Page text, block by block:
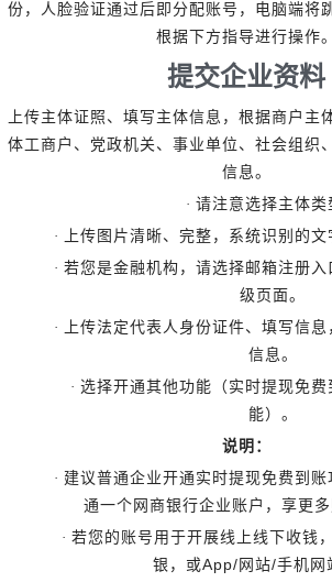
份，人脸验证通过后即分配账号，电脑端将
根据下方指导进行操作。
提交企业资料
上传主体证照、填写主体信息，根据商户主
体工商户、党政机关、事业单位、社会组织
信息。
· 请注意选择主体类
·
上传图片清晰、完整，系统识别的文
· 若您是金融机构，请选择邮箱注册
级页面。
·
上传法定代表人身份证件、填写信
信息。
· 选择开通其他功能（实时提现免
能）。
说明：
· 建议普通企业开通实时提现免费到
通一个网商银行企业账户，享更多
· 若您的账号用于开展线上线下收钱
银，或App/ 网站/手机网